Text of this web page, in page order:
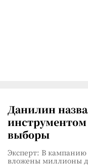
Данилин
инструментом
выборы
Эксперт: В кампанию
вложены миллионы